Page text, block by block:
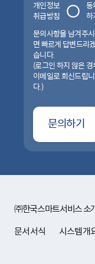
개인정보
취급방침
동
하
문의사항을 남겨주시
면 빠르게 답변드리겠
습니다.
(로그인 하지 않은 경
이메일로 회신드립니
다.)
문의하기
㈜한국스마트서비스 소
문서 서식
시스템 개